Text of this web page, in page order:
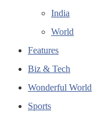
India
World
Features
Biz & Tech
Wonderful World
Sports